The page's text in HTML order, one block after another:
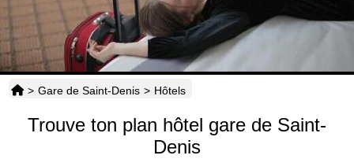
Hôtels
Taxis
Horaires
> Gare de Saint-Denis > Hôtels
Trouve ton plan hôtel gare de Saint-
Denis